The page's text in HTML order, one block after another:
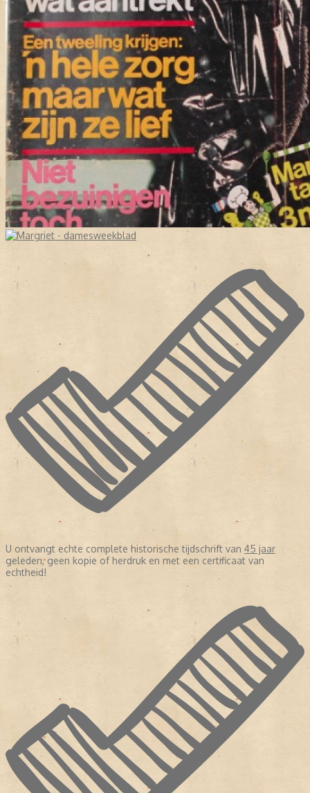
U ontvangt echte complete historische tijdschrift van 45 jaar
geleden, geen kopie of herdruk en met een certificaat van
echtheid!